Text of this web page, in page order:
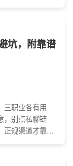
坑，附靠谱
三职业各有用
，别点私聊链
正规渠道才靠